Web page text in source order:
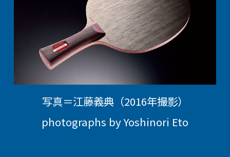
写真＝江藤義典（2016年撮影）
photographs by Yoshinori Eto